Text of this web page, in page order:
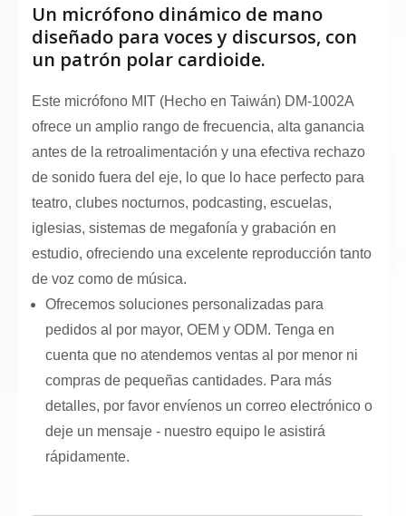
Un micrófono dinámico de mano
diseñado para voces y discursos, con
un patrón polar cardioide.
Este micrófono MIT (Hecho en Taiwán) DM-1002A
ofrece un amplio rango de frecuencia, alta ganancia
antes de la retroalimentación y una efectiva rechazo
de sonido fuera del eje, lo que lo hace perfecto para
teatro, clubes nocturnos, podcasting, escuelas,
iglesias, sistemas de megafonía y grabación en
estudio, ofreciendo una excelente reproducción tanto
de voz como de música.
Ofrecemos soluciones personalizadas para
pedidos al por mayor, OEM y ODM. Tenga en
cuenta que no atendemos ventas al por menor ni
compras de pequeñas cantidades. Para más
detalles, por favor envíenos un correo electrónico o
deje un mensaje - nuestro equipo le asistirá
rápidamente.